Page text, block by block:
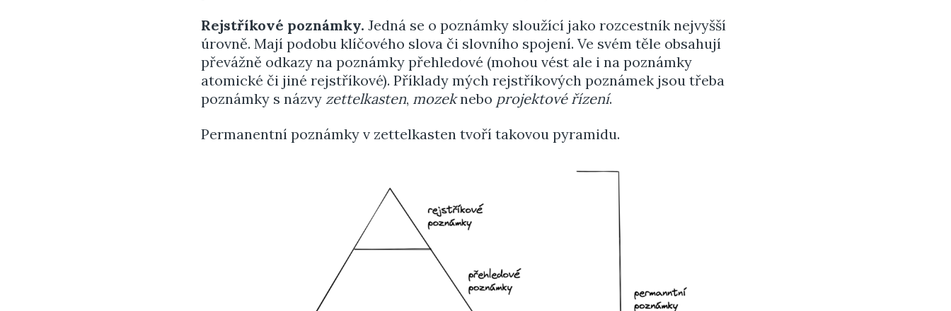
Rejstříkové poznámky. Jedná se o poznámky sloužící jako rozcestník nejvyšší
úrovně. Mají podobu klíčového slova či slovního spojení. Ve svém těle obsahují
převážně odkazy na poznámky přehledové (mohou vést ale i na poznámky
atomické či jiné rejstříkové). Příklady mých rejstříkových poznámek jsou třeba
poznámky s názvy zettelkasten, mozeknebo projektové řízení.
Permanentní poznámky v zettelkasten tvoří takovou pyramidu.